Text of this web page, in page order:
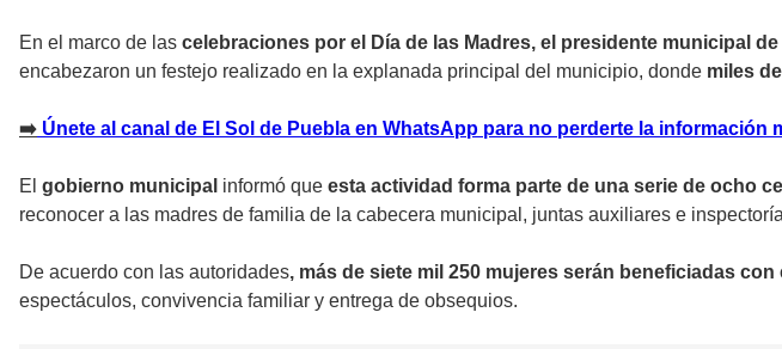
En el marco de las celebraciones por el Día de las Madres, el presidente municipal de
encabezaron un festejo realizado en la explanada principal del municipio, donde miles
➡ Únete al canal de El Sol de Puebla en WhatsApp para no perderte la información
El gobierno municipal informó que esta actividad forma parte de una serie de ocho
reconocer a las madres de familia de la cabecera municipal, juntas auxiliares e
De acuerdo con las autoridades, más de siete mil 250 mujeres serán beneficiadas
espectáculos, convivencia familiar y entrega de obsequios.